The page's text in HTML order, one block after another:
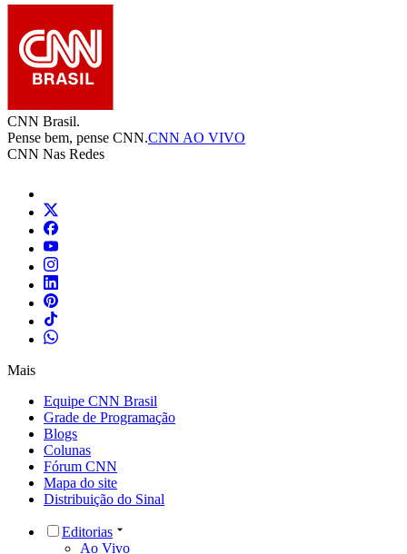
CNN Brasil.
Pense bem, pense CNN.CNN AO VIVO
CNN Nas Redes
Mais
Equipe CNN Brasil
Grade de Programação
Blogs
Colunas
Fórum CNN
Mapa do site
Distribuição do Sinal
Editorias
Ao Vivo